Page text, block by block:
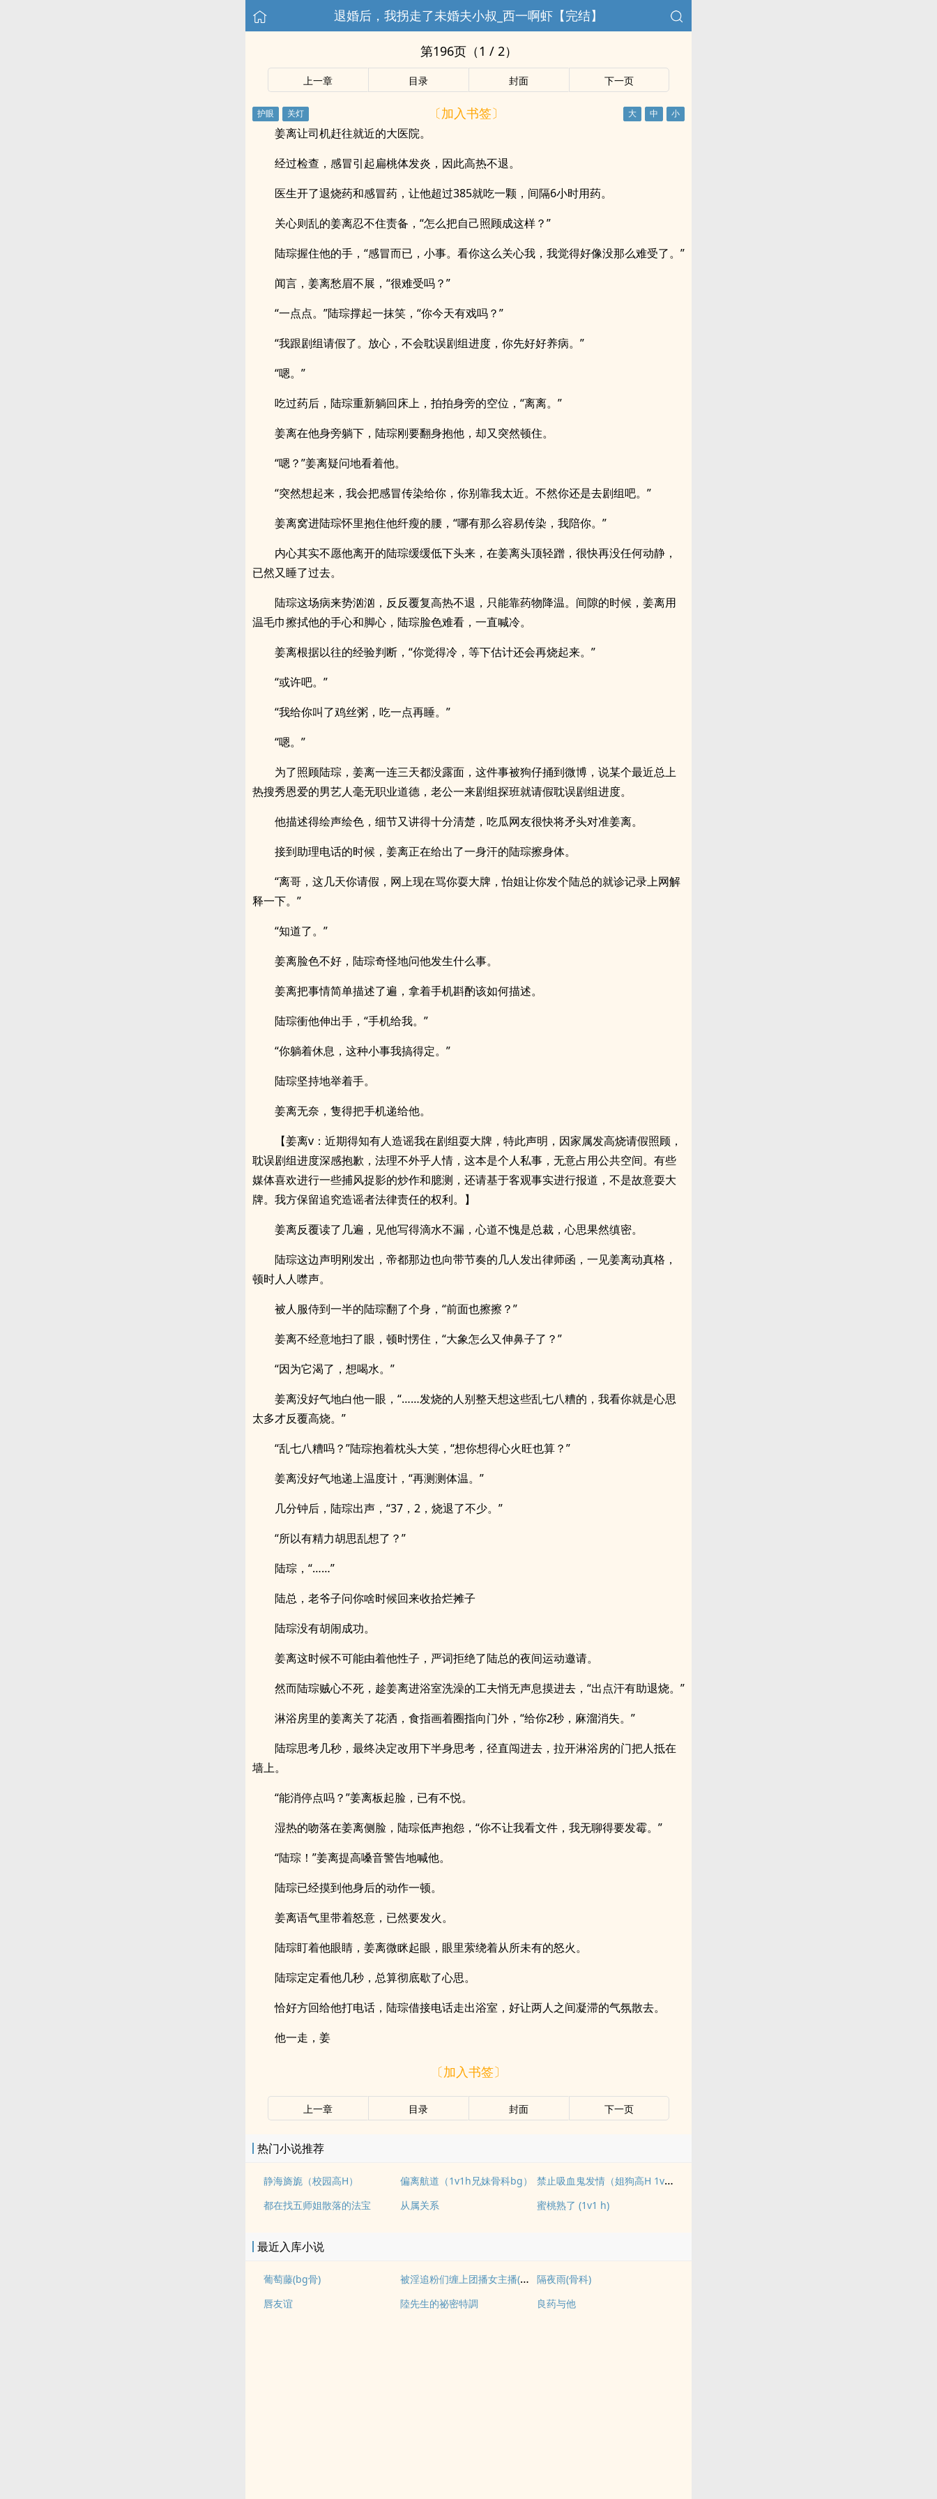
退婚后，我拐走了未婚夫小叔_西一啊虾【完结】
第196页（1 / 2）
上一章 目录 封面 下一页
〔加入书签〕
姜离让司机赶往就近的大医院。
经过检查，感冒引起扁桃体发炎，因此高热不退。
医生开了退烧药和感冒药，让他超过385就吃一颗，间隔6小时用药。
关心则乱的姜离忍不住责备，“怎么把自己照顾成这样？”
陆琮握住他的手，“感冒而已，小事。看你这么关心我，我觉得好像没那么难受了。”
闻言，姜离愁眉不展，“很难受吗？”
“一点点。”陆琮撑起一抹笑，“你今天有戏吗？”
“我跟剧组请假了。放心，不会耽误剧组进度，你先好好养病。”
“嗯。”
吃过药后，陆琮重新躺回床上，拍拍身旁的空位，“离离。”
姜离在他身旁躺下，陆琮刚要翻身抱他，却又突然顿住。
“嗯？”姜离疑问地看着他。
“突然想起来，我会把感冒传染给你，你别靠我太近。不然你还是去剧组吧。”
姜离窝进陆琮怀里抱住他纤瘦的腰，“哪有那么容易传染，我陪你。”
内心其实不愿他离开的陆琮缓缓低下头来，在姜离头顶轻蹭，很快再没任何动静，
已然又睡了过去。
陆琮这场病来势汹汹，反反覆复高热不退，只能靠药物降温。间隙的时候，姜离用
温毛巾擦拭他的手心和脚心，陆琮脸色难看，一直喊冷。
姜离根据以往的经验判断，“你觉得冷，等下估计还会再烧起来。”
“或许吧。”
“我给你叫了鸡丝粥，吃一点再睡。”
“嗯。”
为了照顾陆琮，姜离一连三天都没露面，这件事被狗仔捅到微博，说某个最近总上
热搜秀恩爱的男艺人毫无职业道德，老公一来剧组探班就请假耽误剧组进度。
他描述得绘声绘色，细节又讲得十分清楚，吃瓜网友很快将矛头对准姜离。
接到助理电话的时候，姜离正在给出了一身汗的陆琮擦身体。
“离哥，这几天你请假，网上现在骂你耍大牌，怡姐让你发个陆总的就诊记录上网解
释一下。”
“知道了。”
姜离脸色不好，陆琮奇怪地问他发生什么事。
姜离把事情简单描述了遍，拿着手机斟酌该如何描述。
陆琮衝他伸出手，“手机给我。”
“你躺着休息，这种小事我搞得定。”
陆琮坚持地举着手。
姜离无奈，隻得把手机递给他。
【姜离v：近期得知有人造谣我在剧组耍大牌，特此声明，因家属发高烧请假照顾，
耽误剧组进度深感抱歉，法理不外乎人情，这本是个人私事，无意占用公共空间。有些
媒体喜欢进行一些捕风捉影的炒作和臆测，还请基于客观事实进行报道，不是故意耍大
牌。我方保留追究造谣者法律责任的权利。】
姜离反覆读了几遍，见他写得滴水不漏，心道不愧是总裁，心思果然缜密。
陆琮这边声明刚发出，帝都那边也向带节奏的几人发出律师函，一见姜离动真格，
顿时人人噤声。
被人服侍到一半的陆琮翻了个身，“前面也擦擦？”
姜离不经意地扫了眼，顿时愣住，“大象怎么又伸鼻子了？”
“因为它渴了，想喝水。”
姜离没好气地白他一眼，“……发烧的人别整天想这些乱七八糟的，我看你就是心思
太多才反覆高烧。”
“乱七八糟吗？”陆琮抱着枕头大笑，“想你想得心火旺也算？”
姜离没好气地递上温度计，“再测测体温。”
几分钟后，陆琮出声，“37，2，烧退了不少。”
“所以有精力胡思乱想了？”
陆琮，“……”
陆总，老爷子问你啥时候回来收拾烂摊子
陆琮没有胡闹成功。
姜离这时候不可能由着他性子，严词拒绝了陆总的夜间运动邀请。
然而陆琮贼心不死，趁姜离进浴室洗澡的工夫悄无声息摸进去，“出点汗有助退烧。”
淋浴房里的姜离关了花洒，食指画着圈指向门外，“给你2秒，麻溜消失。”
陆琮思考几秒，最终决定改用下半身思考，径直闯进去，拉开淋浴房的门把人抵在
墙上。
“能消停点吗？”姜离板起脸，已有不悦。
湿热的吻落在姜离侧脸，陆琮低声抱怨，“你不让我看文件，我无聊得要发霉。”
“陆琮！”姜离提高嗓音警告地喊他。
陆琮已经摸到他身后的动作一顿。
姜离语气里带着怒意，已然要发火。
陆琮盯着他眼睛，姜离微眯起眼，眼里萦绕着从所未有的怒火。
陆琮定定看他几秒，总算彻底歇了心思。
恰好方回给他打电话，陆琮借接电话走出浴室，好让两人之间凝滞的气氛散去。
他一走，姜
〔加入书签〕
上一章 目录 封面 下一页
热门小说推荐
静海旖旎（校园高H） 偏离航道（1v1h兄妹骨科bg） 禁止吸血鬼发情（姐狗高H 1v1）
都在找五师姐散落的法宝 从属关系 蜜桃熟了 (1v1 h)
最近入库小说
葡萄藤(bg骨) 被淫追粉们缠上团播女主播(露出NPH)
隔夜雨(骨科)
唇友谊
陸先生的祕密特調 良药与他